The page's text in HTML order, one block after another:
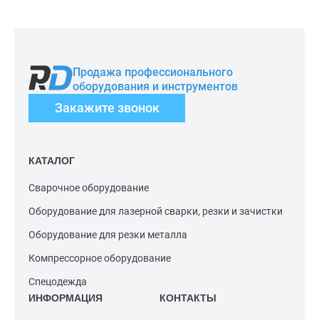
Продажа профессионального
оборудования и инструментов
Закажите звонок
КАТАЛОГ
Сварочное оборудование
Оборудование для лазерной сварки, резки и зачистки
Оборудование для резки металла
Компрессорное оборудование
Спецодежда
ИНФОРМАЦИЯ
КОНТАКТЫ